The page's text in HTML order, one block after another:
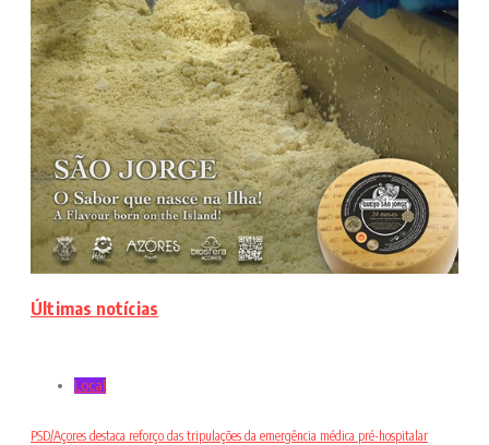
Últimas notícias
Local
PSD/Açores destaca reforço das tripulações da emergência médica pré-hospitalar